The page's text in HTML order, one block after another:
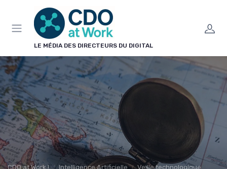
LE MÉDIA DES DIRECTEURS DU DIGITAL
CDO at Work ! Intelligence Artificielle Veille technologique
Panneau de gestion des cookies